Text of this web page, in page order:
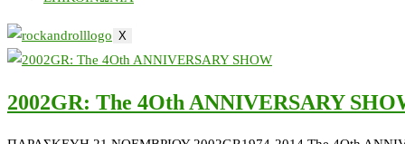
X
2002GR: The 4Oth ANNIVERSARY